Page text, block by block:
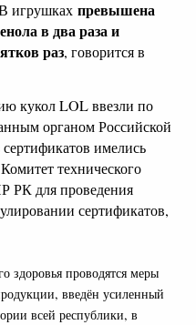
игрушках превышена
в два раза и
раз, говорится в
кукол LOL ввезли по
органом Российской
имелись
технического
РК для проведения
сертификатов,
здоровья проводятся меры
введён усиленный
всей республики, в